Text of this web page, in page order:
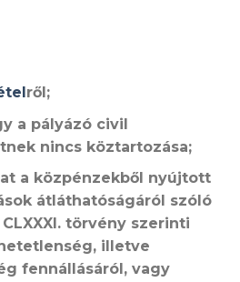
ről;
a pályázó civil
nincs köztartozása;
a közpénzekből nyújtott
átláthatóságáról szóló
törvény szerinti
illetve
fennállásáról, vagy